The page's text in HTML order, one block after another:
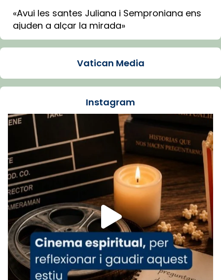
«Avui les santes Juliana i Semproniana ens
ajuden a alçar la mirada»
Mons. Sergi Gordo, bisbe de Tortosa, ha
Santes de Mataró.
🔗tinyurl.com/cvu5jmbk
Foto
View on Facebook Share
Arquebisbat de Barcelonais at Catedral
de Barcelona.
1 week ago
Aquest dilluns, 27 de juliol, ha tingut lloc la
missa d’acció de gràcies en agraïment al
comitè organitzador de la visita apostòlica
del Sant Pare Lleó XIV a Barcelona, i als
col·laboradors, a la Catedral de Barcelona.
L’arquebisbe de Barcelona, el cardenal Joan
Josep Omella, ha presidit la missa i l’ha
Vatican Media
Instagram